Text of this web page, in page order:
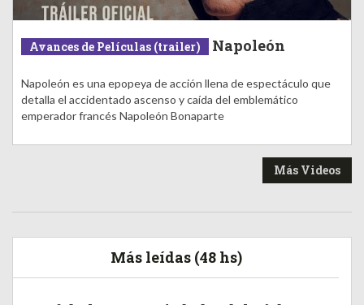
Avances de Películas (trailer) Napoleón
Napoleón es una epopeya de acción llena de espectáculo que
detalla el accidentado ascenso y caída del emblemático
emperador francés Napoleón Bonaparte
Más Videos
Más leídas (48 hs)